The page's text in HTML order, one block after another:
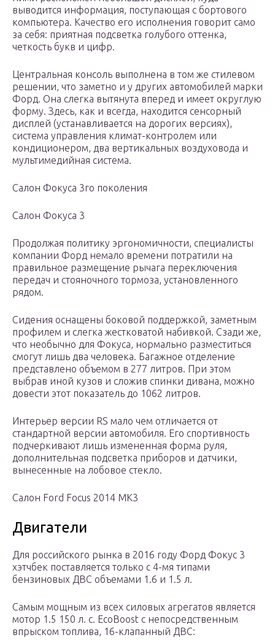
выводится информация, поступающая с бортового
компьютера. Качество его исполнения говорит само
за себя: приятная подсветка голубого оттенка,
четкость букв и цифр.
Центральная консоль выполнена в том же стилевом
решении, что заметно и у других автомобилей марки
Форд. Она слегка вытянута вперед и имеет округлую
форму. Здесь, как и всегда, находится сенсорный
дисплей (устанавливается на дорогих версиях),
система управления климат-контролем или
кондиционером, два вертикальных воздуховода и
мультимедийная система.
Салон Фокуса 3го поколения
Салон Фокуса 3
Продолжая политику эргономичности, специалисты
компании Форд немало времени потратили на
правильное размещение рычага переключения
передач и стояночного тормоза, установленного
рядом.
Сидения оснащены боковой поддержкой, заметным
профилем и слегка жестковатой набивкой. Сзади же,
что необычно для Фокуса, нормально разместиться
смогут лишь два человека. Багажное отделение
представлено объемом в 277 литров. При этом
выбрав иной кузов и сложив спинки дивана, можно
довести этот показатель до 1062 литров.
Интерьер версии RS мало чем отличается от
стандартной версии автомобиля. Его спортивность
подчеркивают лишь измененная форма руля,
дополнительная подсветка приборов и датчики,
вынесенные на лобовое стекло.
Салон Ford Focus 2014 MK3
Двигатели
Для российского рынка в 2016 году Форд Фокус 3
хэтчбек поставляется только с 4-мя типами
бензиновых ДВС объемами 1.6 и 1.5 л.
Самым мощным из всех силовых агрегатов является
мотор 1.5 150 л. с. EcoBoost с непосредственным
впрыском топлива, 16-клапанный ДВС: